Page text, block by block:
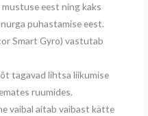
eest ning kaks
puhastamise eest.
Smart Gyro) vastutab
tagavad lihtsa liikumise
ruumides.
vaibal aitab vaibast kätte